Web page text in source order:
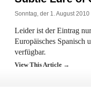
Sonntag, der 1. August 2010
Leider ist der Eintrag
Europäisches Spanisch
verfügbar.
View This Article →